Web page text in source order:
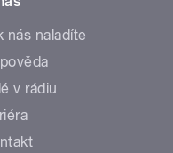
nás naladíte
v rádiu